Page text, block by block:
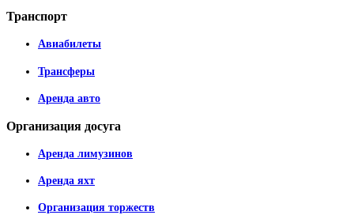
Транспорт
Авиабилеты
Трансферы
Аренда авто
Организация досуга
Аренда лимузинов
Аренда яхт
Организация торжеств